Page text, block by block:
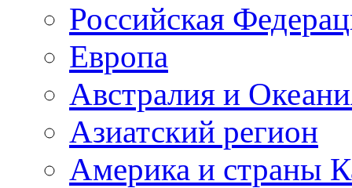
Российская
Европа
Австралия и
Азиатский регион
Америка и страны